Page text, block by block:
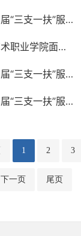
潜江市面向2022届“三支一扶”服务期满人员公开考核聘用体检通知
2025年度江汉艺术职业学院面向社会专项公开招聘教师、专职辅导员公告
潜江市面向2022届“三支一扶”服务期满人员公开考核聘用总成绩发布
潜江市面向2022届“三支一扶”服务期满人员公开考核聘用面试成绩公告
1 2 3
下一页 尾页